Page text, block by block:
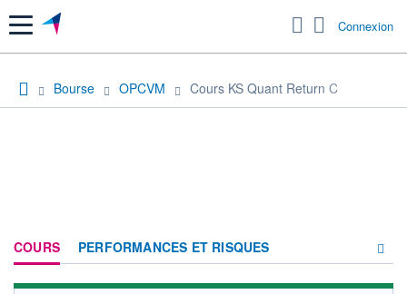
Menu Connexion
Bourse OPCVM Cours KS Quant Return C
COURS PERFORMANCES ET RISQUES